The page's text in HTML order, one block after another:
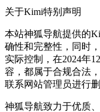
关于Kimi特别声明
本站神狐导航提供的
确性和完整性，同时
实际控制，在2024年
容，都属于合规合法
联系网站管理员进行
神狐导航致力于优质